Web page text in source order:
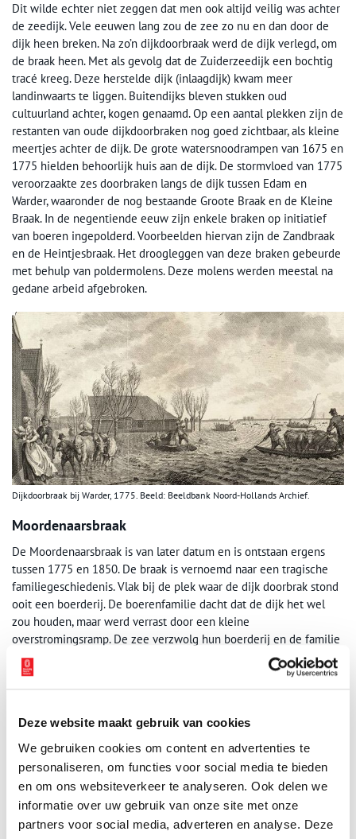
Deze website maakt gebruik van cookies
We gebruiken cookies om content en advertenties te
personaliseren, om functies voor social media te bieden
en om ons websiteverkeer te analyseren. Ook delen we
informatie over uw gebruik van onze site met onze
partners voor social media, adverteren en analyse. Deze
Dit wilde echter niet zeggen dat men ook altijd veilig was achter
de zeedijk. Vele eeuwen lang zou de zee zo nu en dan door de
dijk heen breken. Na zo’n dijkdoorbraak werd de dijk verlegd, om
de braak heen. Met als gevolg dat de Zuiderzeedijk een bochtig
tracé kreeg. Deze herstelde dijk (inlaagdijk) kwam meer
landinwaarts te liggen. Buitendijks bleven stukken oud
cultuurland achter, kogen genaamd. Op een aantal plekken zijn de
restanten van oude dijkdoorbraken nog goed zichtbaar, als kleine
meertjes achter de dijk. De grote watersnoodrampen van 1675 en
1775 hielden behoorlijk huis aan de dijk. De stormvloed van 1775
veroorzaakte zes doorbraken langs de dijk tussen Edam en
Warder, waaronder de nog bestaande Groote Braak en de Kleine
Braak. In de negentiende eeuw zijn enkele braken op initiatief
van boeren ingepolderd. Voorbeelden hiervan zijn de Zandbraak
en de Heintjesbraak. Het droogleggen van deze braken gebeurde
met behulp van poldermolens. Deze molens werden meestal na
gedane arbeid afgebroken.
Dijkdoorbraak bij Warder, 1775. Beeld: Beeldbank Noord-Hollands Archief.
Moordenaarsbraak
De Moordenaarsbraak is van later datum en is ontstaan ergens
tussen 1775 en 1850. De braak is vernoemd naar een tragische
familiegeschiedenis. Vlak bij de plek waar de dijk doorbrak stond
ooit een boerderij. De boerenfamilie dacht dat de dijk het wel
zou houden, maar werd verrast door een kleine
overstromingsramp. De zee verzwolg hun boerderij en de familie
kwam om, letterlijk ‘vermoord’ door de zee. Maar de braak zelf ligt
er nu vredig bij, als stille getuige van de voortdurende strijd om
lijfsbehoud die de bewoners van de Zeevang de afgelopen